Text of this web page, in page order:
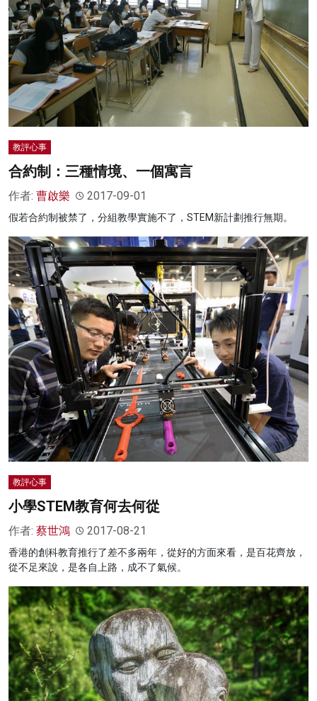
教評心事
合約制：三種情境、一個寓言
作者: 曹啟樂 2017-09-01
假若合約制被禁了，分組教學實施不了，STEM新計劃推行無期。
教評心事
小學STEM教育何去何從
作者: 蔡世鴻 2017-08-21
香港的創科教育推行了差不多兩年，從好的方面來看，是百花齊放，
從不足來說，是各自上路，成不了氣候。